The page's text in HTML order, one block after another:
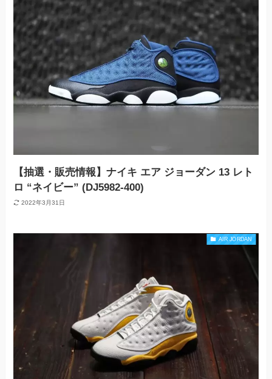
【抽選・販売情報】ナイキ エア ジョーダン 13 レト
ロ “ネイビー” (DJ5982-400)
2022年3月31日
AIR JORDAN